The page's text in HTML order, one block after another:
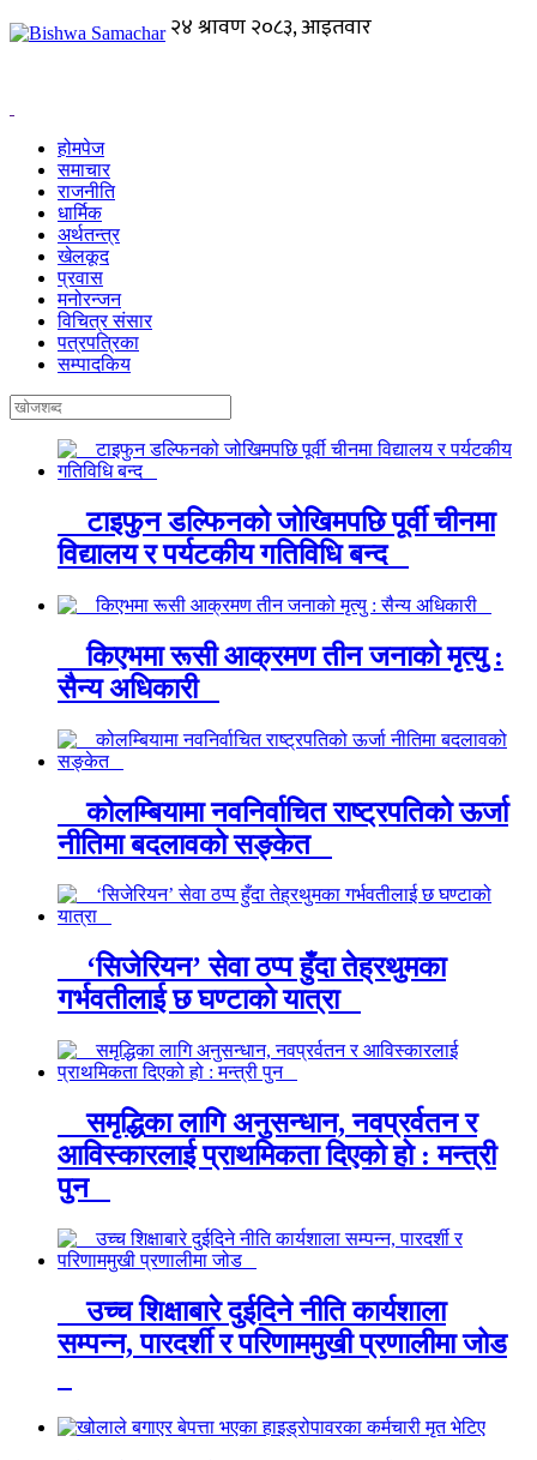
होमपेज
समाचार
राजनीति
धार्मिक
अर्थतन्त्र
खेलकूद
प्रवास
मनोरन्जन
विचित्र संसार
पत्रपत्रिका
सम्पादकिय
टाइफुन डल्फिनको जोखिमपछि पूर्वी चीनमा
विद्यालय र पर्यटकीय गतिविधि बन्द
किएभमा रूसी आक्रमण तीन जनाको मृत्यु :
सैन्य अधिकारी
कोलम्बियामा नवनिर्वाचित राष्ट्रपतिको ऊर्जा
नीतिमा बदलावको सङ्केत
‘सिजेरियन’ सेवा ठप्प हुँदा तेह्रथुमका
गर्भवतीलाई छ घण्टाको यात्रा
समृद्धिका लागि अनुसन्धान, नवप्रर्वतन र
आविस्कारलाई प्राथमिकता दिएको हो : मन्त्री
पुन
उच्च शिक्षाबारे दुईदिने नीति कार्यशाला
सम्पन्न, पारदर्शी र परिणाममुखी प्रणालीमा जोड